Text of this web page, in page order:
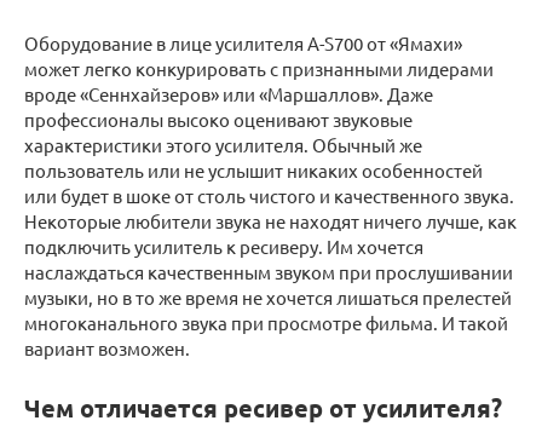
Оборудование в лице усилителя A-S700 от «Ямахи»
может легко конкурировать с признанными лидерами
вроде «Сеннхайзеров» или «Маршаллов». Даже
профессионалы высоко оценивают звуковые
характеристики этого усилителя. Обычный же
пользователь или не услышит никаких особенностей
или будет в шоке от столь чистого и качественного звука.
Некоторые любители звука не находят ничего лучше, как
подключить усилитель к ресиверу. Им хочется
наслаждаться качественным звуком при прослушивании
музыки, но в то же время не хочется лишаться прелестей
многоканального звука при просмотре фильма. И такой
вариант возможен.
Чем отличается ресивер от усилителя?